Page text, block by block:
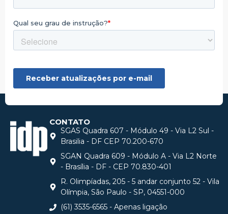
CONTATO
SGAS Quadra 607 - Módulo 49 - Via L2 Sul -
Brasilia - DF CEP 70.200-670
SGAN Quadra 609 - Módulo A - Via L2 Norte
- Brasília - DF - CEP 70.830-401
R. Olimpíadas, 205 - 5 andar conjunto 52 - Vila
Olímpia, São Paulo - SP, 04551-000
(61) 3535-6565 - Apenas ligação